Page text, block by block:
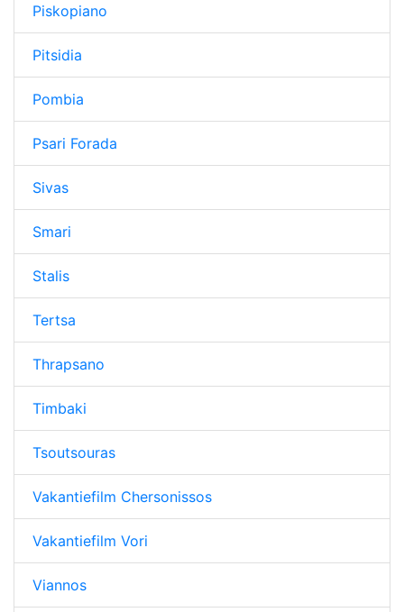
Piskopiano
Pitsidia
Pombia
Psari Forada
Sivas
Smari
Stalis
Tertsa
Thrapsano
Timbaki
Tsoutsouras
Vakantiefilm Chersonissos
Vakantiefilm Vori
Viannos